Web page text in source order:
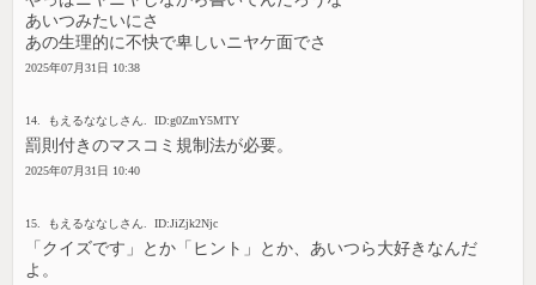
あいつみたいにさ
あの生理的に不快で卑しいニヤケ面でさ
2025年07月31日 10:38
14. もえるななしさん. ID:g0ZmY5MTY
罰則付きのマスコミ規制法が必要。
2025年07月31日 10:40
15. もえるななしさん. ID:JiZjk2Njc
「クイズです」とか「ヒント」とか、あいつら大好きなんだ
よ。